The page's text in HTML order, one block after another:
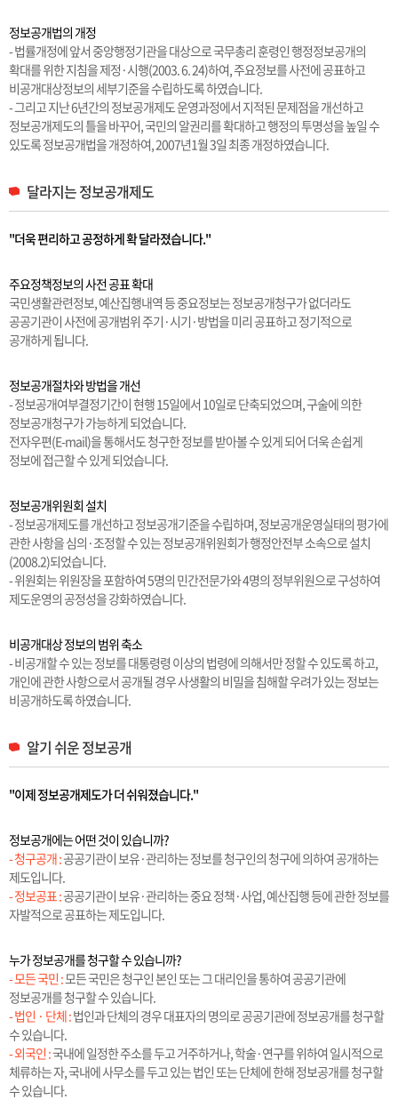
정보공개법의 개정
- 법률개정에 앞서 중앙행정기관을 대상으로 국무총리 훈령인 행정정보공개의
확대를 위한 지침을 제정·시행(2003. 6. 24)하여, 주요정보를 사전에 공표하고
비공개대상정보의 세부기준을 수립하도록 하였습니다.
- 그리고 지난 6년간의 정보공개제도 운영과정에서 지적된 문제점을 개선하고
정보공개제도의 틀을 바꾸어, 국민의 알권리를 확대하고 행정의 투명성을 높일 수
있도록 정보공개법을 개정하여, 2007년1월 3일 최종 개정하였습니다.
달라지는 정보공개제도
"더욱 편리하고 공정하게 확 달라졌습니다."
주요정책정보의 사전 공표 확대
국민생활관련정보, 예산집행내역 등 중요정보는 정보공개청구가 없더라도
공공기관이 사전에 공개범위 주기·시기·방법을 미리 공표하고 정기적으로
공개하게 됩니다.
정보공개절차와 방법을 개선
- 정보공개여부결정기간이 현행 15일에서 10일로 단축되었으며, 구술에 의한
정보공개청구가 가능하게 되었습니다.
전자우편(E-mail)을 통해서도 청구한 정보를 받아볼 수 있게 되어 더욱 손쉽게
정보에 접근할 수 있게 되었습니다.
정보공개위원회 설치
- 정보공개제도를 개선하고 정보공개기준을 수립하며, 정보공개운영실태의 평가에
관한 사항을 심의·조정할 수 있는 정보공개위원회가 행정안전부 소속으로 설치
(2008.2)되었습니다.
- 위원회는 위원장을 포함하여 5명의 민간전문가와 4명의 정부위원으로 구성하여
제도운영의 공정성을 강화하였습니다.
비공개대상 정보의 범위 축소
- 비공개할 수 있는 정보를 대통령령 이상의 법령에 의해서만 정할 수 있도록 하고,
개인에 관한 사항으로서 공개될 경우 사생활의 비밀을 침해할 우려가 있는 정보는
비공개하도록 하였습니다.
알기 쉬운 정보공개
"이제 정보공개제도가 더 쉬워졌습니다."
정보공개에는 어떤 것이 있습니까?
- 청구공개 :공공기관이 보유·관리하는 정보를 청구인의 청구에 의하여 공개하는
제도입니다.
- 정보공표 :공공기관이 보유·관리하는 중요 정책·사업, 예산집행 등에 관한 정보를
자발적으로 공표하는 제도입니다.
누가 정보공개를 청구할 수 있습니까?
- 모든 국민 :모든 국민은 청구인 본인 또는 그 대리인을 통하여 공공기관에
정보공개를 청구할 수 있습니다.
- 법인 · 단체 :법인과 단체의 경우 대표자의 명의로 공공기관에 정보공개를 청구할
수 있습니다.
- 외국인 :국내에 일정한 주소를 두고 거주하거나, 학술·연구를 위하여 일시적으로
체류하는 자, 국내에 사무소를 두고 있는 법인 또는 단체에 한해 정보공개를 청구할
수 있습니다.